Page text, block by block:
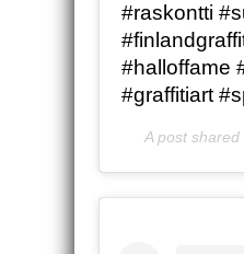
#raskontti
#halloffame
#graffitiart
A post shared